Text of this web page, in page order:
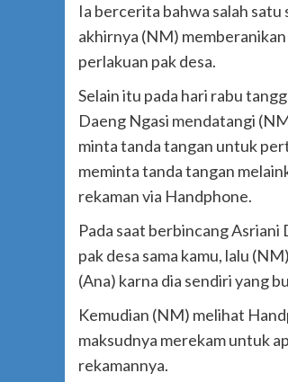
Ia bercerita bahwa salah
akhirnya (NM)
perlakuan pak desa.
Selain itu pada hari rabu
Daeng Ngasi mendatangi
minta tanda tangan untuk
meminta tanda tangan
rekaman via Handphone.
Pada saat berbincang
pak desa sama kamu, lalu
(Ana) karna dia sendiri yang
Kemudian (NM) melihat
maksudnya merekam untuk
rekamannya.